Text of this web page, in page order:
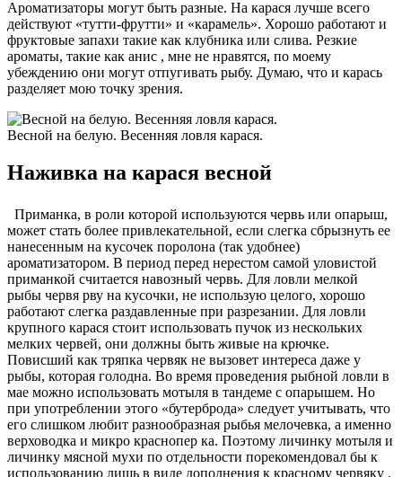
Ароматизаторы могут быть разные. На карася лучше всего
действуют «тутти-фрутти» и «карамель». Хорошо работают и
фруктовые запахи такие как клубника или слива. Резкие
ароматы, такие как анис , мне не нравятся, по моему
убеждению они могут отпугивать рыбу. Думаю, что и карась
разделяет мою точку зрения.
Весной на белую. Весенняя ловля карася.
Наживка на карася весной
Приманка, в роли которой используются червь или опарыш,
может стать более привлекательной, если слегка сбрызнуть ее
нанесенным на кусочек поролона (так удобнее)
ароматизатором. В период перед нерестом самой уловистой
приманкой считается навозный червь. Для ловли мелкой
рыбы червя рву на кусочки, не использую целого, хорошо
работают слегка раздавленные при разрезании. Для ловли
крупного карася стоит использовать пучок из нескольких
мелких червей, они должны быть живые на крючке.
Повисший как тряпка червяк не вызовет интереса даже у
рыбы, которая голодна. Во время проведения рыбной ловли в
мае можно использовать мотыля в тандеме с опарышем. Но
при употреблении этого «бутерброда» следует учитывать, что
его слишком любит разнообразная рыбья мелочевка, а именно
верховодка и микро краснопер ка. Поэтому личинку мотыля и
личинку мясной мухи по отдельности порекомендовал бы к
использованию лишь в виде дополнения к красному червяку .